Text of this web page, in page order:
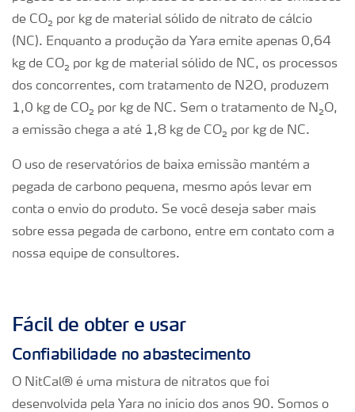
de CO₂ por kg de material sólido de nitrato de cálcio
(NC). Enquanto a produção da Yara emite apenas 0,64
kg de CO₂ por kg de material sólido de NC, os processos
dos concorrentes, com tratamento de N 2O, produzem
1,0 kg de CO₂ por kg de NC. Sem o tratamento de N₂O,
a emissão chega a até 1,8 kg de CO₂ por kg de NC.
O uso de reservatórios de baixa emissão mantém a
pegada de carbono pequena, mesmo após levar em
conta o envio do produto. Se você deseja saber mais
sobre essa pegada de carbono, entre em contato com a
nossa equipe de consultores.
Fácil de obter e usar
Confiabilidade no abastecimento
O NitCal® é uma mistura de nitratos que foi
desenvolvida pela Yara no início dos anos 90. Somos o